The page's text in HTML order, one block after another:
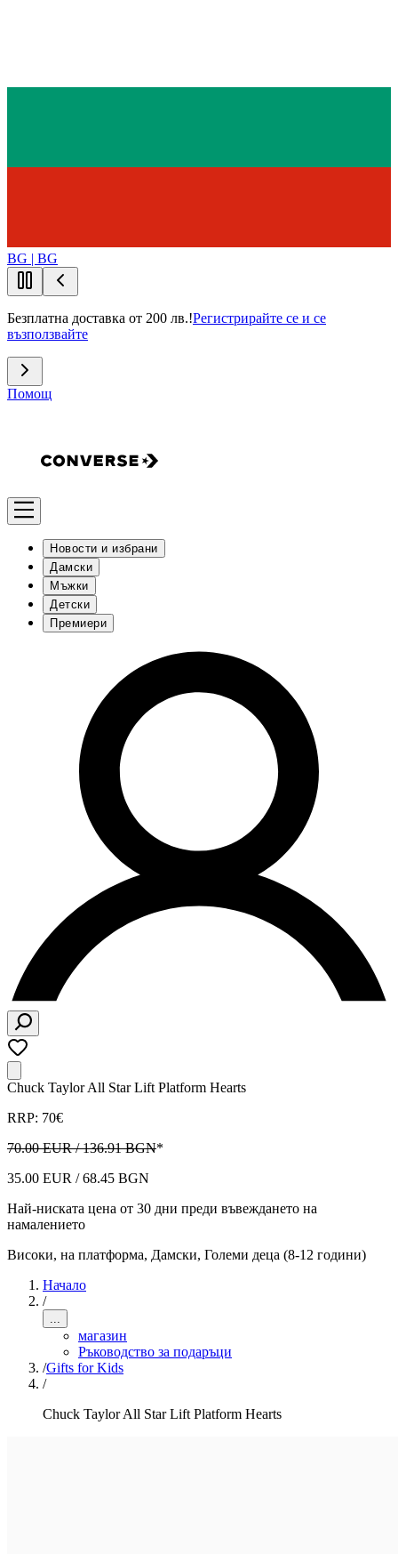
BG | BG
Безплатна доставка от 200 лв.!Регистрирайте се и се
възползвайте
Помощ
Новости и избрани
Дамски
Мъжки
Детски
Премиери
Chuck Taylor All Star Lift Platform Hearts
RRP: 70€
70.00 EUR / 136.91 BGN*
35.00 EUR / 68.45 BGN
Най-ниската цена от 30 дни преди въвеждането на
намалението
Високи, на платформа, Дамски, Големи деца (8-12 години)
Начало
/
...
магазин
Ръководство за подаръци
/Gifts for Kids
/
Chuck Taylor All Star Lift Platform Hearts